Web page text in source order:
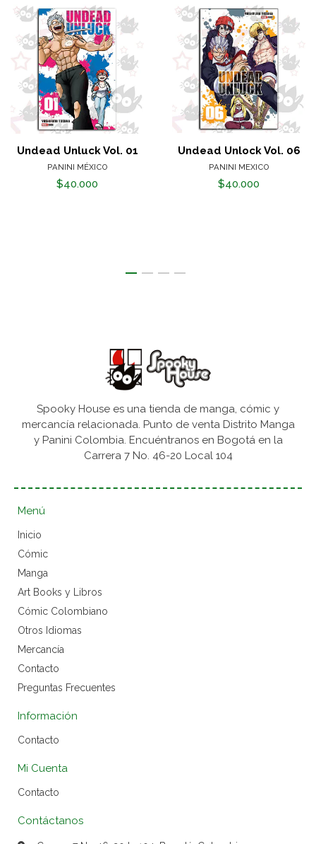
Undead Unluck Vol. 01
PANINI MÉXICO
$40.000
Undead Unlock Vol. 06
PANINI MEXICO
$40.000
Spooky House es una tienda de manga, cómic y
mercancía relacionada. Punto de venta Distrito Manga
y Panini Colombia. Encuéntranos en Bogotá en la
Carrera 7 No. 46-20 Local 104
Menú
Inicio
Cómic
Manga
Art Books y Libros
Cómic Colombiano
Otros Idiomas
Mercancía
Contacto
Preguntas Frecuentes
Información
Contacto
Mi Cuenta
Contacto
Contáctanos